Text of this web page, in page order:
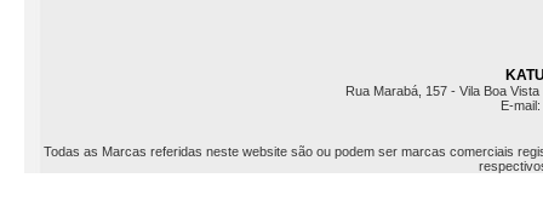
Rua Marabá, 157 - Vila Boa
E-mail:
Todas as Marcas referidas neste website são ou podem ser marcas comerciais